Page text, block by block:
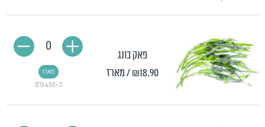
פאק בונג
₪18.90/ מארז
כ-450 גרם
מארז
0